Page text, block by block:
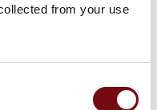
from your use
Jesper